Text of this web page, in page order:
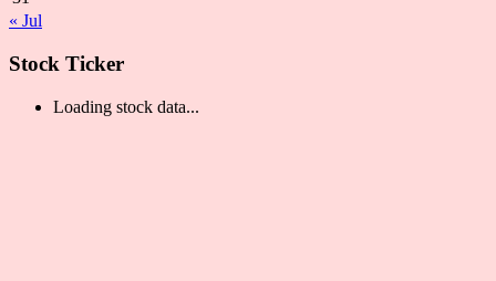
« Jul
Stock Ticker
Loading stock data...